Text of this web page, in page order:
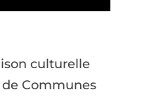
culturelle
Communes